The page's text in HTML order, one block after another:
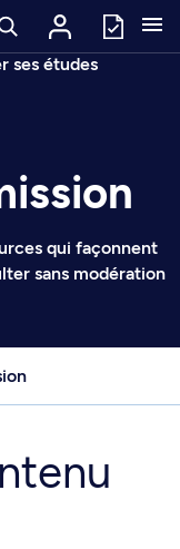
ses études
qui façonnent
sans modération